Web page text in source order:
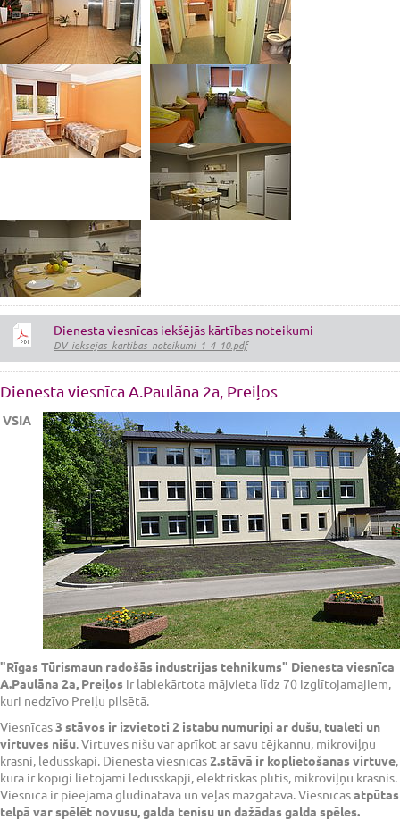
Dienesta viesnīcas iekšējās kārtības noteikumi
DV_ieksejas_kartibas_noteikumi_1_4_10.pdf
Dienesta viesnīca A.Paulāna 2a, Preiļos
VSIA
"Rīgas Tūrismaun radošās industrijas tehnikums" Dienesta viesnīca
A.Paulāna 2a, Preiļos ir labiekārtota mājvieta līdz 70 izglītojamajiem,
kuri nedzīvo Preiļu pilsētā.
Viesnīcas3 stāvos ir izvietoti 2 istabu numuriņi ar dušu, tualeti un
virtuves nišu. Virtuves nišu var aprīkot ar savu tējkannu, mikroviļņu
krāsni, ledusskapi. Dienesta viesnīcas2.stāvā ir koplietošanas virtuve,
kurā ir kopīgi lietojami ledusskapji, elektriskās plītis, mikroviļņu krāsnis.
Viesnīcā ir pieejama gludinātava un veļas mazgātava. Viesnīcasatpūtas
telpā var spēlēt novusu, galda tenisu un dažādas galda spēles.